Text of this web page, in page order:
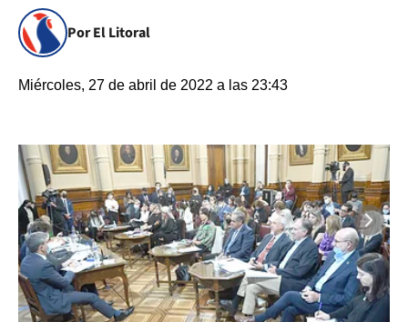
Por El Litoral
Miércoles, 27 de abril de 2022 a las 23:43